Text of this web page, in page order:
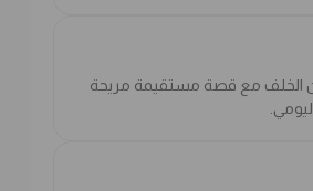
مع قصة مستقيمة مريحة